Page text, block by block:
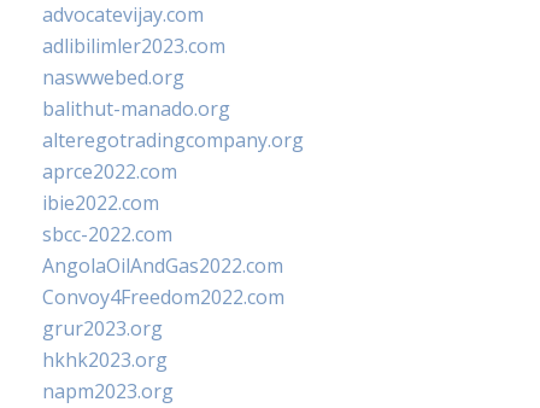
advocatevijay.com
adlibilimler2023.com
naswwebed.org
balithut-manado.org
alteregotradingcompany.org
aprce2022.com
ibie2022.com
sbcc-2022.com
AngolaOilAndGas2022.com
Convoy4Freedom2022.com
grur2023.org
hkhk2023.org
napm2023.org